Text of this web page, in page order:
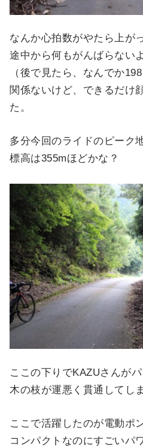
なんか心拍数がやたら上が
途中から何もがんばらない
（後で見たら、なんでか
関係ないけど、できるだけ
た。
多分今回のライドのピーク
標高は355mほどかな？
ここの下りでKAZUさんがパ
木の枝が運悪く貫通してし
ここで活躍したのが電動ポ
コンパクトなのにすごいパ